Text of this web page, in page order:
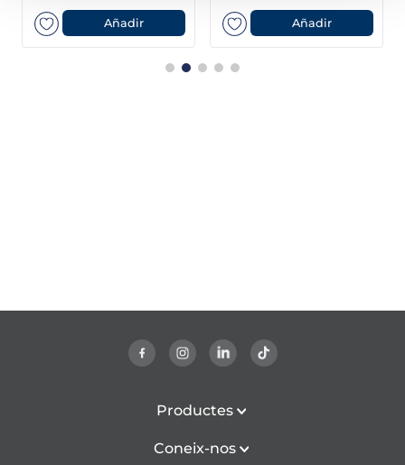
Añadir Añadir
Productes
Coneix-nos